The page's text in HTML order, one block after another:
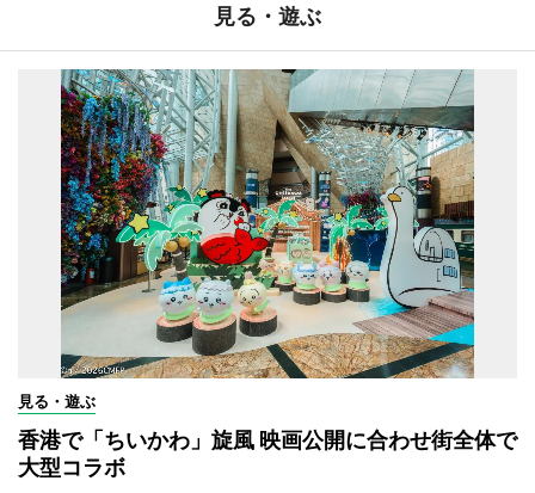
見る・遊ぶ
見る・遊ぶ
香港で「ちいかわ」旋風 映画公開に合わせ街全体で
大型コラボ